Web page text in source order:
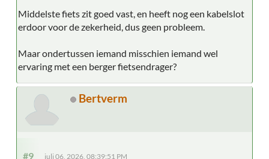
Middelste fiets zit goed vast, en heeft nog een kabelslot
erdoor voor de zekerheid, dus geen probleem.
Maar ondertussen iemand misschien iemand wel
ervaring met een berger fietsendrager?
Bertverm
#9 juli 06, 2026, 08:39:51 PM